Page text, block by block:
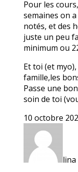
Pour les
semaines on
notés, et des
juste un peu
minimum ou
Et toi (et
famille,les
Passe une
soin de toi
10 octobre
lina